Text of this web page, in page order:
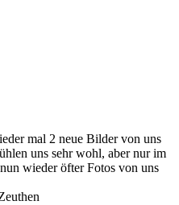
mal 2 neue Bilder von uns
uns sehr wohl, aber nur im
wieder öfter Fotos von uns